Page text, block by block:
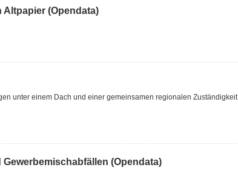
(Opendata)
unter einem Dach und einer gemeinsamen regionalen Zuständigkeit
(Opendata)